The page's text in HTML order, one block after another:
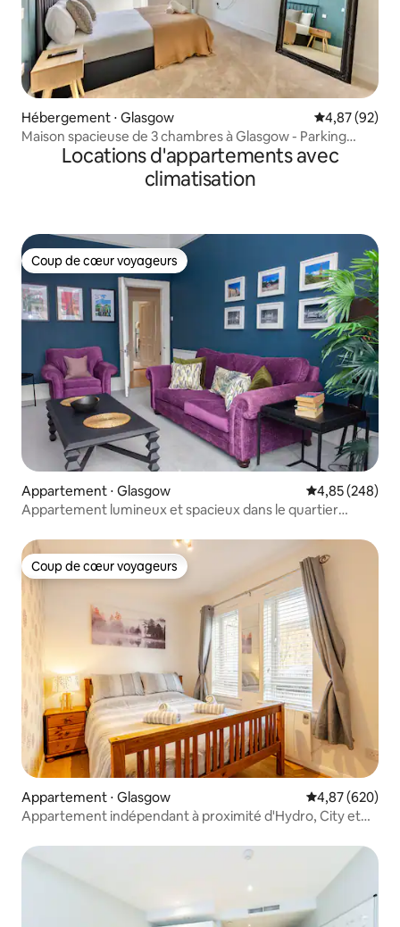
Hébergement ⋅ Glasgow Évaluation
4,87 (92)
Maison spacieuse de 3 chambres à Glasgow - Parking
gratuitLocations d'appartements avec
climatisation
Coup de cœur voyageurs
Coup de cœur voyageurs
Appartement ⋅ Glasgow Évaluation
4,85 (248)
Appartement lumineux et spacieux dans le quartier
Coup de cœur voyageurs
Coup de cœur voyageurs
Appartement ⋅ Glasgow Évaluation
4,87 (620)
Appartement indépendant à proximité d'Hydro, City et